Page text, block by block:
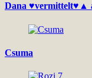
Dana ♥vermittelt♥▲
Csuma